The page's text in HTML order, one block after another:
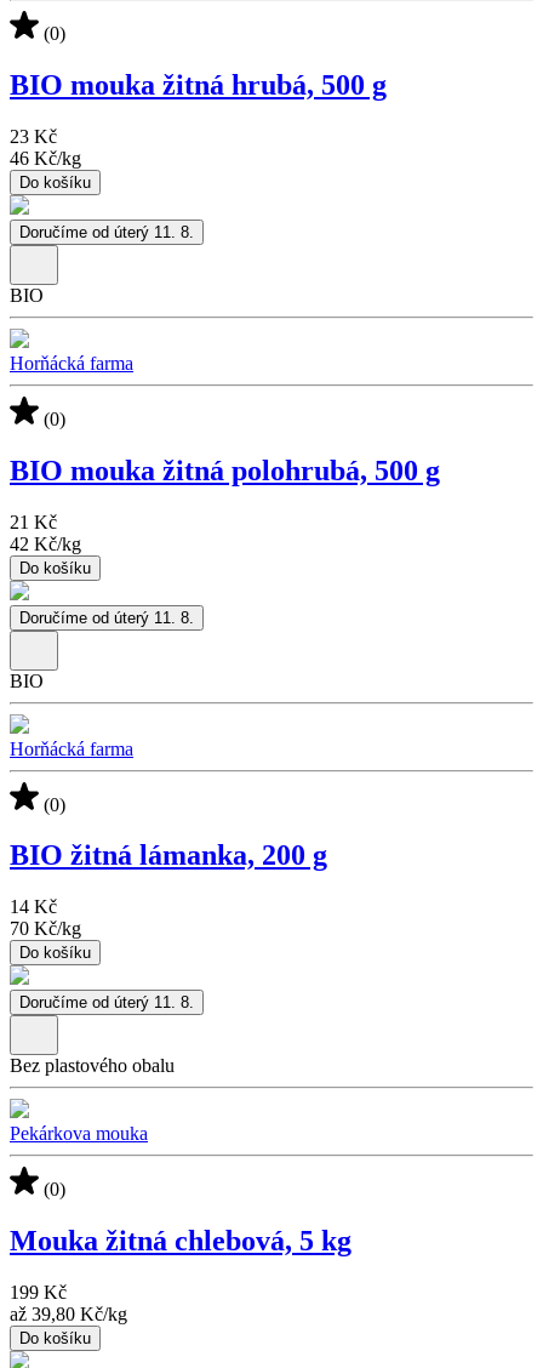
(0)
BIO mouka žitná hrubá, 500 g
23 Kč
46 Kč/kg
Do košíku
Doručíme od úterý 11. 8.
BIO
Horňácká farma
(0)
BIO mouka žitná polohrubá, 500 g
21 Kč
42 Kč/kg
Do košíku
Doručíme od úterý 11. 8.
BIO
Horňácká farma
(0)
BIO žitná lámanka, 200 g
14 Kč
70 Kč/kg
Do košíku
Doručíme od úterý 11. 8.
Bez plastového obalu
Pekárkova mouka
(0)
Mouka žitná chlebová, 5 kg
199 Kč
až 39,80 Kč/kg
Do košíku